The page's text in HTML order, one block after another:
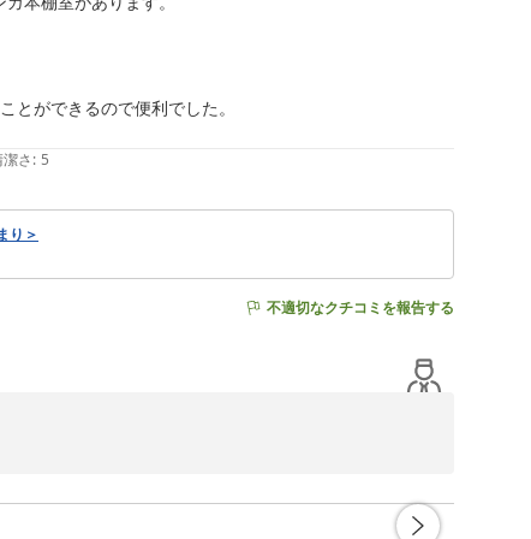
とができるので便利でした。
さ: 5
り＞
不適切なクチコミを報告する
読いたしました。
持に努めてまいります。